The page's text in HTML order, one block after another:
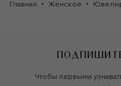
Главная Женское
Чтобы первыми